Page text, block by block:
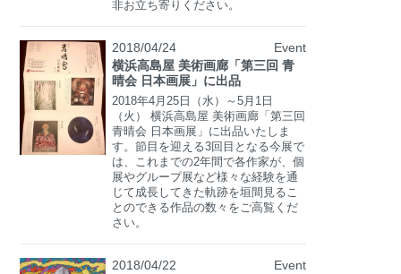
非お立ち寄りください。
Event
2018/04/24
横浜高島屋 美術画廊「第三回 青
晴会 日本画展」に出品
2018年4月25日（水）～5月1日
（火） 横浜高島屋 美術画廊「第三回
青晴会 日本画展」に出品いたしま
す。節目を迎える3回目となる今展で
は、これまでの2年間で各作家が、個
展やグループ展など様々な経験を通
じて成長してきた軌跡を垣間見るこ
とのできる作品の数々をご高覧くだ
さい。
Event
2018/04/22